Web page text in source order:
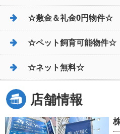
☆敷金＆礼金0円物件☆
☆ペット飼育可能物件☆
☆ネット無料☆
店舗情報